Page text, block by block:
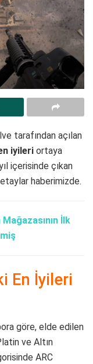
tarafından açılan
iyileri ortaya
içerisinde çıkan
haberimizde.
İlk
En İyileri
göre, elde edilen
ve Altın
ARC